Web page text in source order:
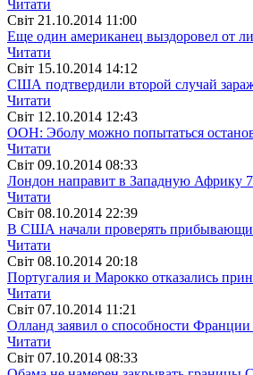
Читати
Свiт 21.10.2014 11:00
Еще один американец выздоровел от
Читати
Свiт 15.10.2014 14:12
США подтвердили второй случай
Читати
Свiт 12.10.2014 12:43
ООН: Эболу можно попытаться
Читати
Свiт 09.10.2014 08:33
Лондон направит в Западную Африку
Читати
Свiт 08.10.2014 22:39
В США начали проверять
Читати
Свiт 08.10.2014 20:18
Португалия и Марокко отказались
Читати
Свiт 07.10.2014 11:21
Олланд заявил о способности Франции
Читати
Свiт 07.10.2014 08:33